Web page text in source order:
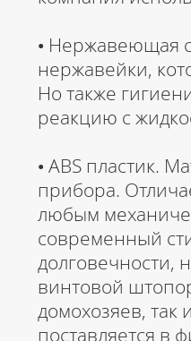
• Нержавеющая
нержавейки,
Но также
реакцию с
• ABS пластик.
прибора.
любым
современный
долговечности,
винтовой
домохозяев,
поставляется в